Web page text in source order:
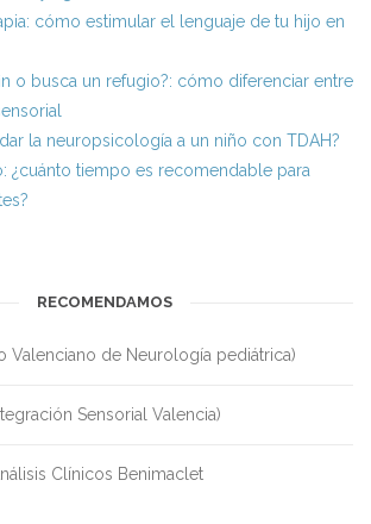
cómo estimular el lenguaje de tu hijo en
o busca un refugio?: cómo diferenciar entre
la neuropsicología a un niño con TDAH?
¿cuánto tiempo es recomendable para
RECOMENDAMOS
Valenciano de Neurología pediátrica)
Sensorial Valencia)
Clínicos Benimaclet